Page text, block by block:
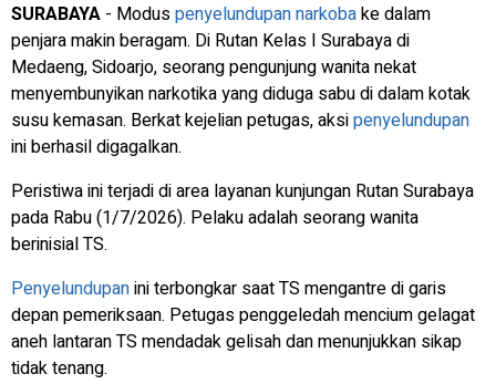
SURABAYA - Moduspenyelundupannarkobake dalam
penjara makin beragam. Di Rutan Kelas I Surabaya di
Medaeng, Sidoarjo, seorang pengunjung wanita nekat
menyembunyikan narkotika yang diduga sabu di dalam kotak
susu kemasan. Berkat kejelian petugas, aksipenyelundupan
ini berhasil digagalkan.
Peristiwa ini terjadi di area layanan kunjungan Rutan Surabaya
pada Rabu (1/7/2026). Pelaku adalah seorang wanita
berinisial TS.
Penyelundupanini terbongkar saat TS mengantre di garis
depan pemeriksaan. Petugas penggeledah mencium gelagat
aneh lantaran TS mendadak gelisah dan menunjukkan sikap
tidak tenang.